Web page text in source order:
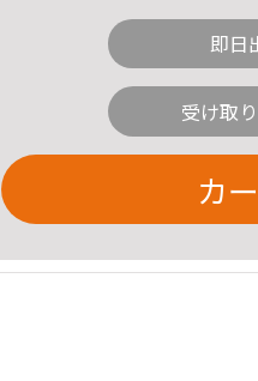
即日
受け取
カ